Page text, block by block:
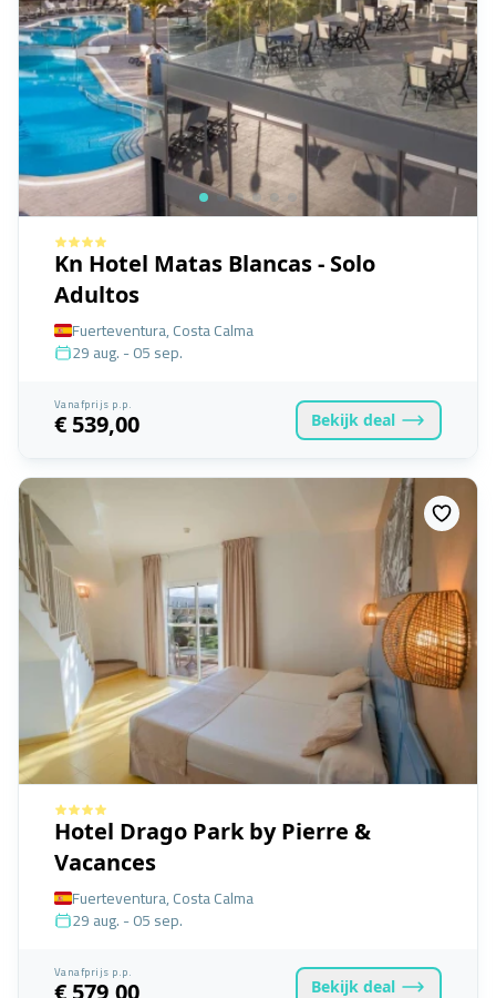
Kn Hotel Matas Blancas - Solo
Adultos
Fuerteventura, Costa Calma
29 aug. - 05 sep.
Vanafprijs p.p.
€ 539,00 Bekijk deal
Hotel Drago Park by Pierre &
Vacances
Fuerteventura, Costa Calma
29 aug. - 05 sep.
Vanafprijs p.p.
€ 579,00 Bekijk deal